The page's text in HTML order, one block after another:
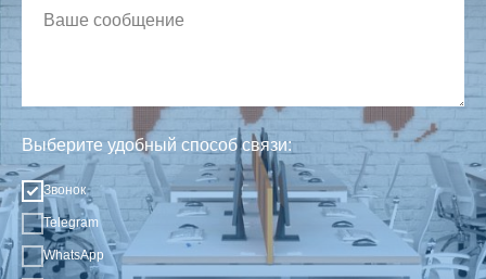
Выберите удобный способ связи:
Звонок
Telegram
WhatsApp